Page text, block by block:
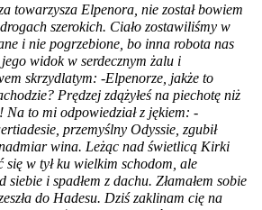
towarzysza Elpenora, nie został bowiem
szerokich. Ciało zostawiliśmy w
i nie pogrzebione, bo inna robota nas
jego widok w serdecznym żalu i
skrzydlatym: -Elpenorze, jakże to
Prędzej zdążyłeś na piechotę niż
Na to mi odpowiedział z jękiem: -
przemyślny Odyssie, zgubił
wina. Leżąc nad świetlicą Kirki
się w tył ku wielkim schodom, ale
siebie i spadłem z dachu. Złamałem sobie
do Hadesu. Dziś zaklinam cię na